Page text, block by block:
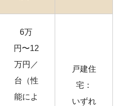
6万
円〜12
万円／
台（性
能によ
戸建住
宅：
いずれ